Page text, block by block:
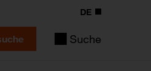
DE
Suche